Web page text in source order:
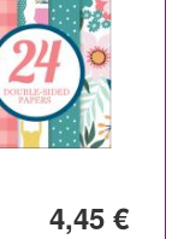
4,45 €